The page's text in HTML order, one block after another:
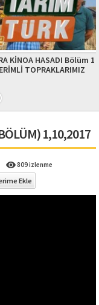
KİNOA HASADI Bölüm 1
TOPRAKLARIMIZ
1,10,2017
809 izlenme
Ekle